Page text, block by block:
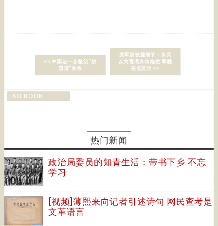
<< 中国进一步整治“校
园贷”业务
美军舰被撞细节：水兵
以为遭袭奔向炮位 军舰
差点沉没 >>
FACEBOOK
热门新闻
政治局委员的知青生活：带书下乡 不忘
学习
[视频]薄熙来向记者引述诗句 网民查考是
文革语言